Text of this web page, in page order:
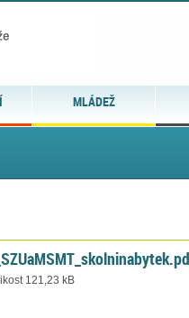
MLÁDEŽ
121,23 kB